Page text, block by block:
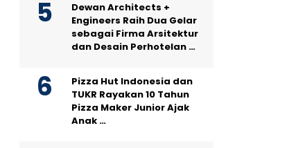
Dewan Architects +
Engineers Raih Dua Gelar
sebagai Firma Arsitektur
dan Desain Perhotelan …
Pizza Hut Indonesia dan
TUKR Rayakan 10 Tahun
Pizza Maker Junior Ajak
Anak …